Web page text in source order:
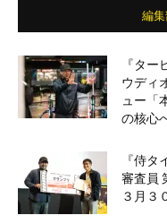
編
『タ
ウディ
ュー「
の核心
『侍
審査員
３月３